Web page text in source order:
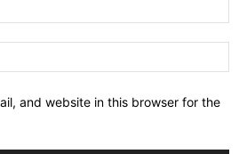
and website in this browser for the